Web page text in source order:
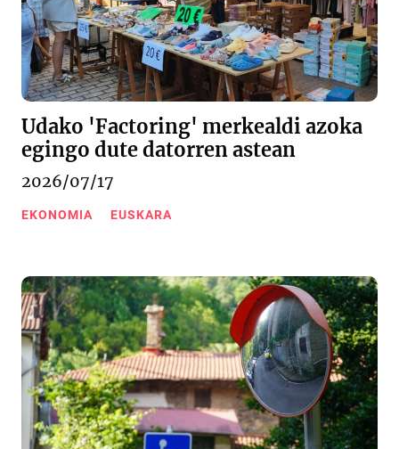
Udako 'Factoring' merkealdi azoka
egingo dute datorren astean
2026/07/17
EKONOMIA EUSKARA